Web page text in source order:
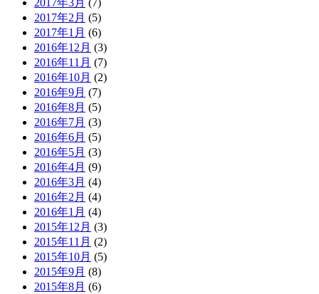
2017年2月 (5)
2017年1月 (6)
2016年12月 (3)
2016年11月 (7)
2016年10月 (2)
2016年9月 (7)
2016年8月 (5)
2016年7月 (3)
2016年6月 (5)
2016年5月 (3)
2016年4月 (9)
2016年3月 (4)
2016年2月 (4)
2016年1月 (4)
2015年12月 (3)
2015年11月 (2)
2015年10月 (5)
2015年9月 (8)
2015年8月 (6)